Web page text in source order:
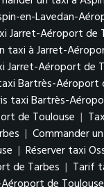
en-Lavedan-
Jarret-Aéroport de
taxi à Jarret-
Jarret-Aéroport de
Bartrès-Aéroport
taxi Bartrès-
de Toulouse |
| Commander
| Réserver taxi
de Tarbes | Tarif